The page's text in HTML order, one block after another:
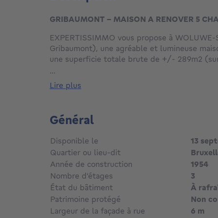
GRIBAUMONT - MAISON A RENOVER 5
EXPERTISSIMMO vous propose à
Gribaumont), une agréable et lumineuse
une superficie totale brute de +/- 289m2
Broqueville, non loin de Montgomery, dans
commerces, du métro et à 10min à pied du
Toilette séparée avec lave-mains - Accès
caves, chaufferie, buanderie) - Séjour +/-
ETAGE : Palier - 3 chambres +/- 18m2, 17m2
2EME ETAGE : Palier - 1 chambre +/- 17m2
Bureau +/- 7m2 - Salle de douche. 3EME
27m2. Garage et parking avant. Chaudière
cuve hors sol (2025). Toiture isolée. PEB = F.
disponibles sur demande. Libre à l'acte.
se réserve le droit d'accepter ou de refuser
...
lire plus
Général
Disponible le
13
Quartier ou lieu-dit
Année de construction
1954
Nombre d'étages
3
État du bâtiment
À
Patrimoine protégé
Non
Largeur de la façade à rue
6 m